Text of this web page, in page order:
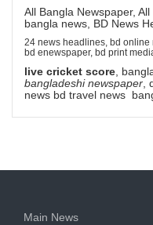
All Bangla Newspaper,
bangla news, BD News
24 news headlines, bd
bd enewspaper, bd print
live cricket score ,
bangladeshi newspaper
news bd travel news
Main News